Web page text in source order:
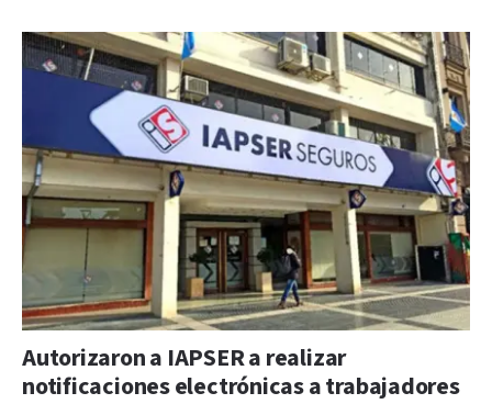
Autorizaron a IAPSER a realizar
notificaciones electrónicas a trabajadores